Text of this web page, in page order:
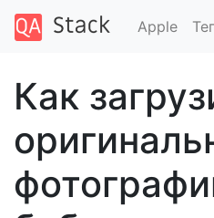
Apple
Как